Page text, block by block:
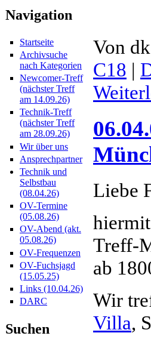
Navigation
Startseite
Archivsuche
nach Kategorien
Newcomer-Treff
(nächster Treff
am 14.09.26)
Technik-Treff
(nächster Treff
am 28.09.26)
Wir über uns
Ansprechpartner
Technik und
Selbstbau
(08.04.26)
OV-Termine
(05.08.26)
OV-Abend (akt.
05.08.26)
OV-Frequenzen
OV-Fuchsjagd
(15.05.25)
Links (10.04.26)
DARC
Suchen
Von
C18 |
Liebe
Treff-
ab
Wir
Villa,